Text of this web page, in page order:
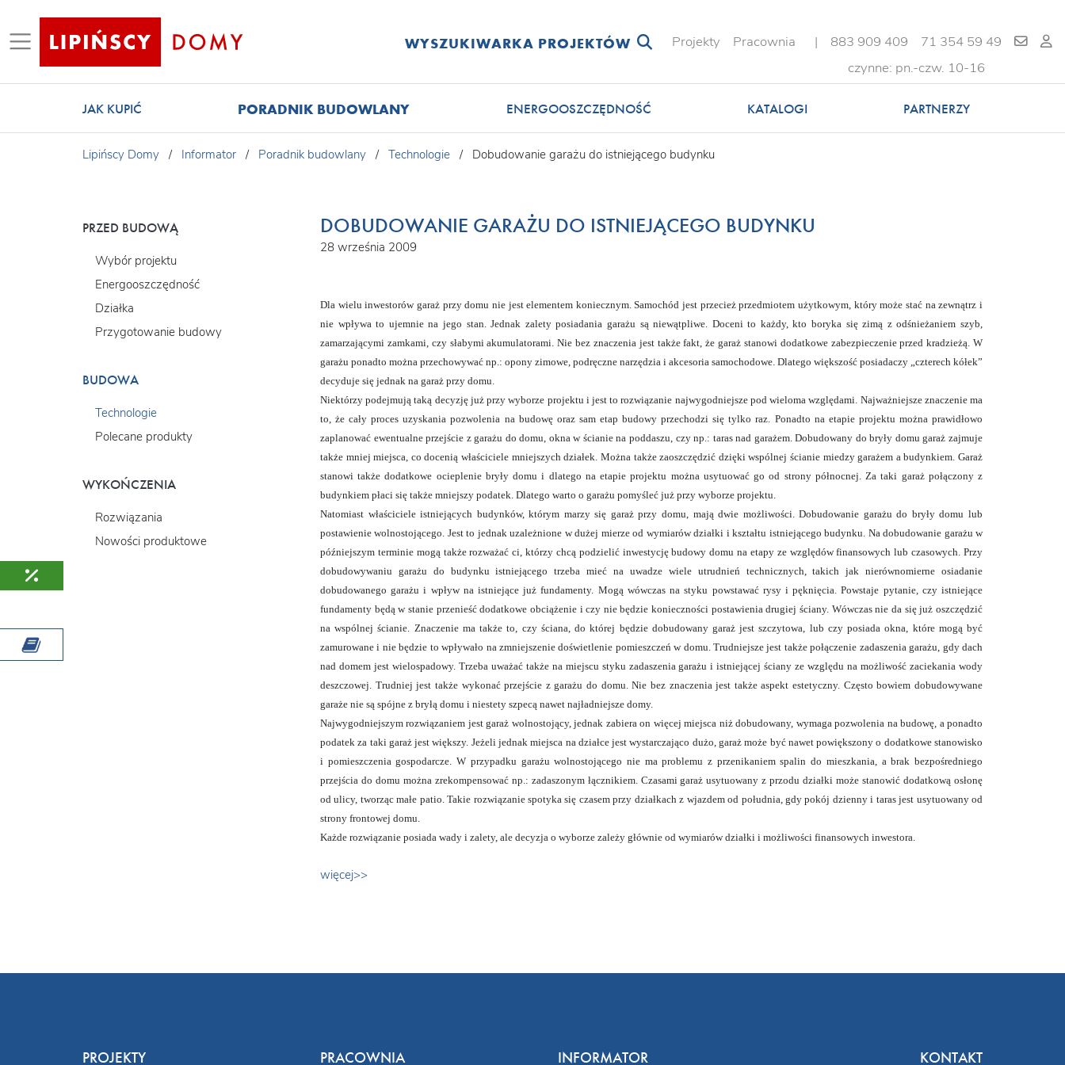
WYSZUKIWARKA PROJEKTÓW Projekty Pracownia | 883 909 409
71 354 59 49
czynne: pn.-czw. 10-16
JAK KUPIĆ PORADNIK BUDOWLANY ENERGOOSZCZĘDNOŚĆ KATALOGI PARTNERZY
Lipińscy Domy / Informator / Poradnik budowlany / Technologie / Dobudowanie garażu do istniejącego budynku
PRZED BUDOWĄ
Wybór projektu
Energooszczędność
Działka
Przygotowanie budowy
BUDOWA
Technologie
Polecane produkty
WYKOŃCZENIA
Rozwiązania
Nowości produktowe
DOBUDOWANIE GARAŻU DO ISTNIEJĄCEGO BUDYNKU
28 września 2009
Dla wielu inwestorów garaż przy domu nie jest elementem koniecznym. Samochód jest przecież przedmiotem użytkowym, który może stać na zewnątrz i
nie wpływa to ujemnie na jego stan. Jednak zalety posiadania garażu są niewątpliwe. Doceni to każdy, kto boryka się zimą z odśnieżaniem szyb,
zamarzającymi zamkami, czy słabymi akumulatorami. Nie bez znaczenia jest także fakt, że garaż stanowi dodatkowe zabezpieczenie przed kradzieżą. W
garażu ponadto można przechowywać np.: opony zimowe, podręczne narzędzia i akcesoria samochodowe. Dlatego większość posiadaczy „czterech kółek”
decyduje się jednak na garaż przy domu.
Niektórzy podejmują taką decyzję już przy wyborze projektu i jest to rozwiązanie najwygodniejsze pod wieloma względami. Najważniejsze znaczenie ma
to, że cały proces uzyskania pozwolenia na budowę oraz sam etap budowy przechodzi się tylko raz. Ponadto na etapie projektu można prawidłowo
zaplanować ewentualne przejście z garażu do domu, okna w ścianie na poddaszu, czy np.: taras nad garażem. Dobudowany do bryły domu garaż zajmuje
także mniej miejsca, co docenią właściciele mniejszych działek. Można także zaoszczędzić dzięki wspólnej ścianie miedzy garażem a budynkiem. Garaż
stanowi także dodatkowe ocieplenie bryły domu i dlatego na etapie projektu można usytuować go od strony północnej. Za taki garaż połączony z
budynkiem płaci się także mniejszy podatek. Dlatego warto o garażu pomyśleć już przy wyborze projektu.
Natomiast właściciele istniejących budynków, którym marzy się garaż przy domu, mają dwie możliwości. Dobudowanie garażu do bryły domu lub
postawienie wolnostojącego. Jest to jednak uzależnione w dużej mierze od wymiarów działki i kształtu istniejącego budynku. Na dobudowanie garażu w
późniejszym terminie mogą także rozważać ci, którzy chcą podzielić inwestycję budowy domu na etapy ze względów finansowych lub czasowych. Przy
dobudowywaniu garażu do budynku istniejącego trzeba mieć na uwadze wiele utrudnień technicznych, takich jak nierównomierne osiadanie
dobudowanego garażu i wpływ na istniejące już fundamenty. Mogą wówczas na styku powstawać rysy i pęknięcia. Powstaje pytanie, czy istniejące
fundamenty będą w stanie przenieść dodatkowe obciążenie i czy nie będzie konieczności postawienia drugiej ściany. Wówczas nie da się już oszczędzić
na wspólnej ścianie. Znaczenie ma także to, czy ściana, do której będzie dobudowany garaż jest szczytowa, lub czy posiada okna, które mogą być
zamurowane i nie będzie to wpływało na zmniejszenie doświetlenie pomieszczeń w domu. Trudniejsze jest także połączenie zadaszenia garażu, gdy dach
nad domem jest wielospadowy. Trzeba uważać także na miejscu styku zadaszenia garażu i istniejącej ściany ze względu na możliwość zaciekania wody
deszczowej. Trudniej jest także wykonać przejście z garażu do domu. Nie bez znaczenia jest także aspekt estetyczny. Często bowiem dobudowywane
garaże nie są spójne z bryłą domu i niestety szpecą nawet najładniejsze domy.
Najwygodniejszym rozwiązaniem jest garaż wolnostojący, jednak zabiera on więcej miejsca niż dobudowany, wymaga pozwolenia na budowę, a ponadto
podatek za taki garaż jest większy. Jeżeli jednak miejsca na działce jest wystarczająco dużo, garaż może być nawet powiększony o dodatkowe stanowisko
i pomieszczenia gospodarcze. W przypadku garażu wolnostojącego nie ma problemu z przenikaniem spalin do mieszkania, a brak bezpośredniego
przejścia do domu można zrekompensować np.: zadaszonym łącznikiem. Czasami garaż usytuowany z przodu działki może stanowić dodatkową osłonę
od ulicy, tworząc małe patio. Takie rozwiązanie spotyka się czasem przy działkach z wjazdem od południa, gdy pokój dzienny i taras jest usytuowany od
strony frontowej domu.
Każde rozwiązanie posiada wady i zalety, ale decyzja o wyborze zależy głównie od wymiarów działki i możliwości finansowych inwestora.
więcej>>
PROJEKTY PRACOWNIA INFORMATOR KONTAKT